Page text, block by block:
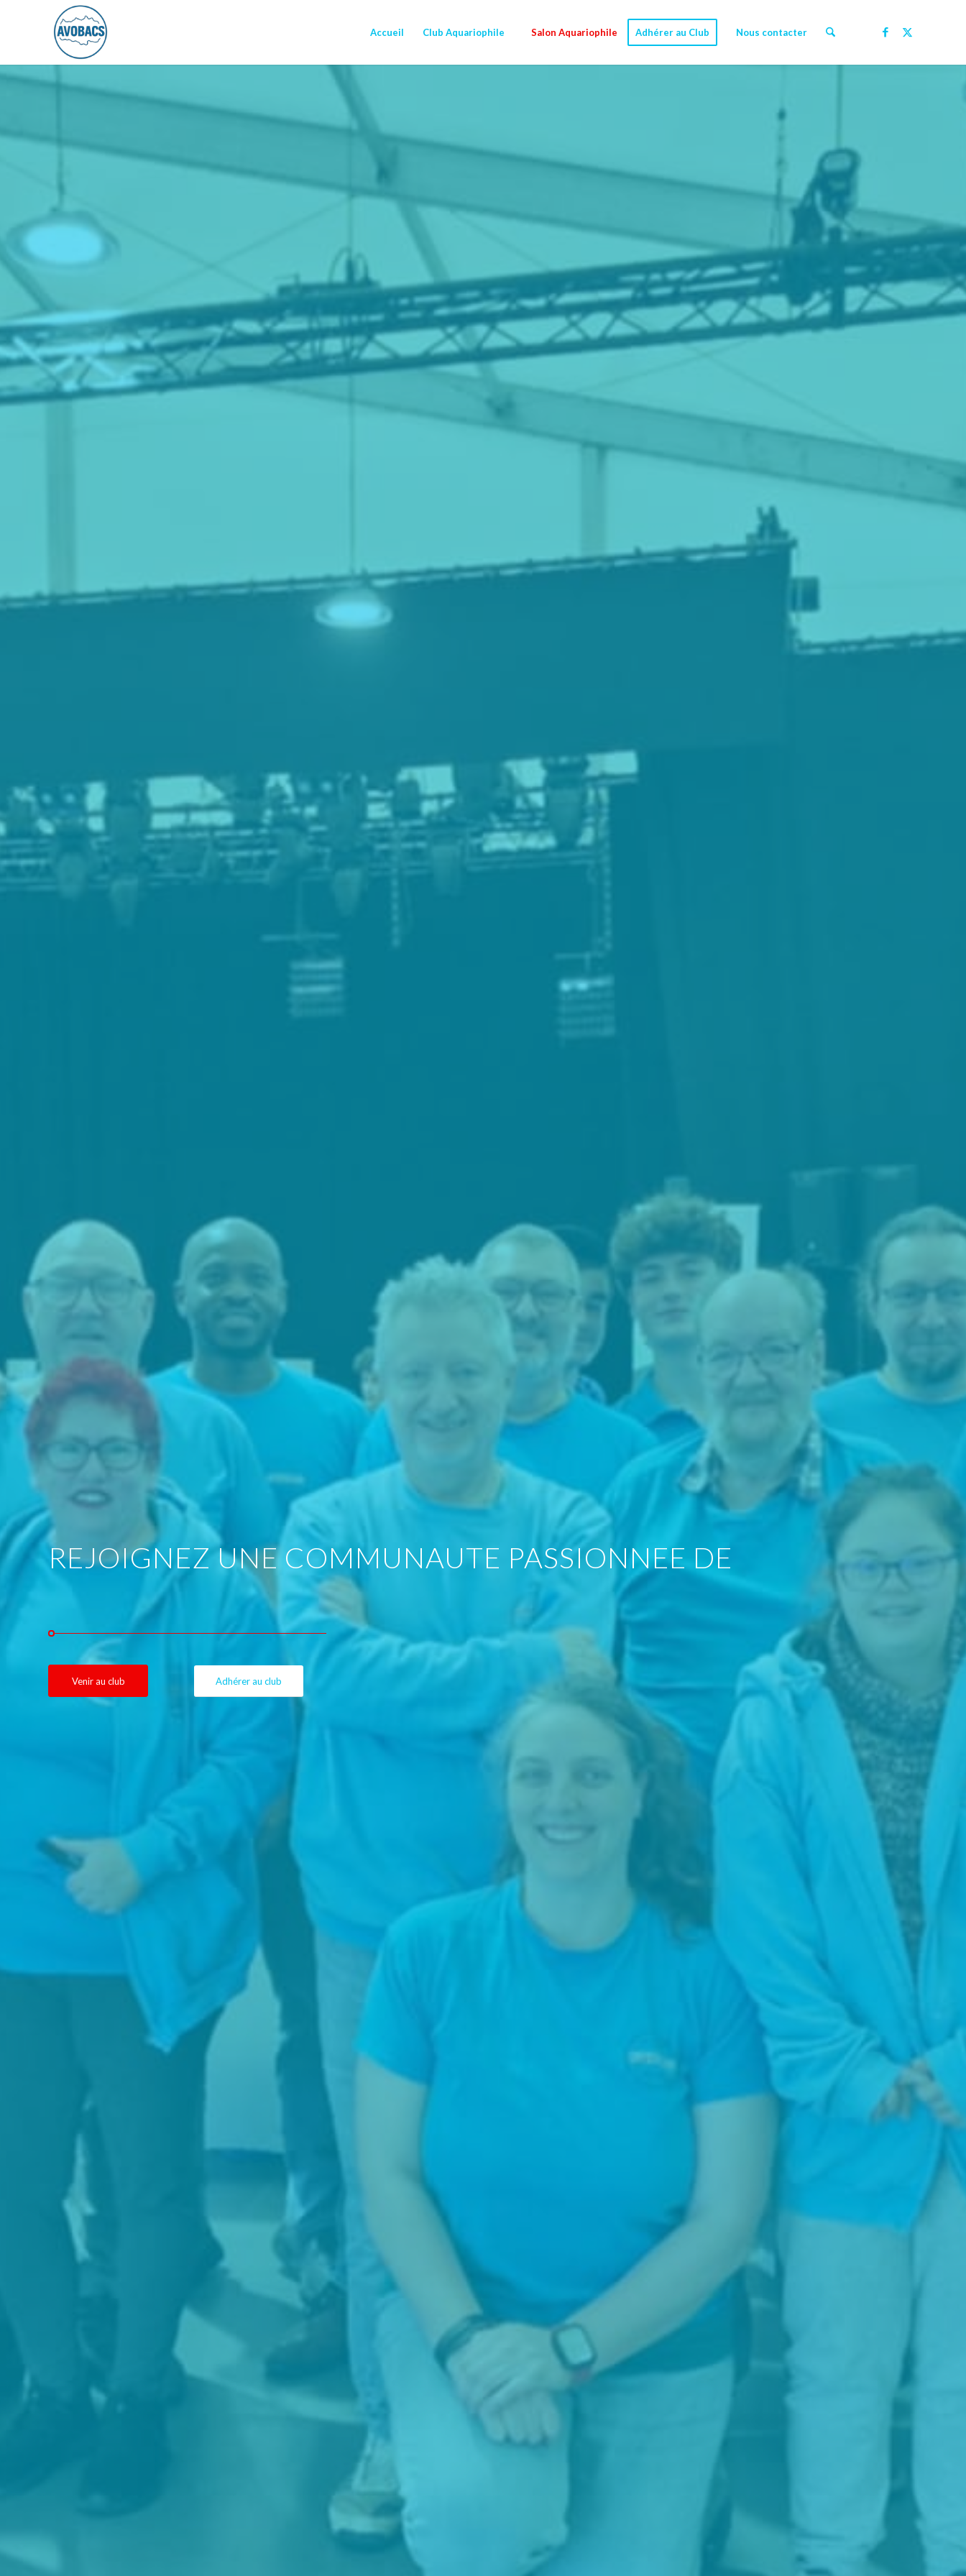
Accueil Club Aquariophile Salon Aquariophile Adhérer au Club Nous contacter
REJOIGNEZ UNE COMMUNAUTE PASSIONNEE DE
CORAUX
Venir au club Adhérer au club